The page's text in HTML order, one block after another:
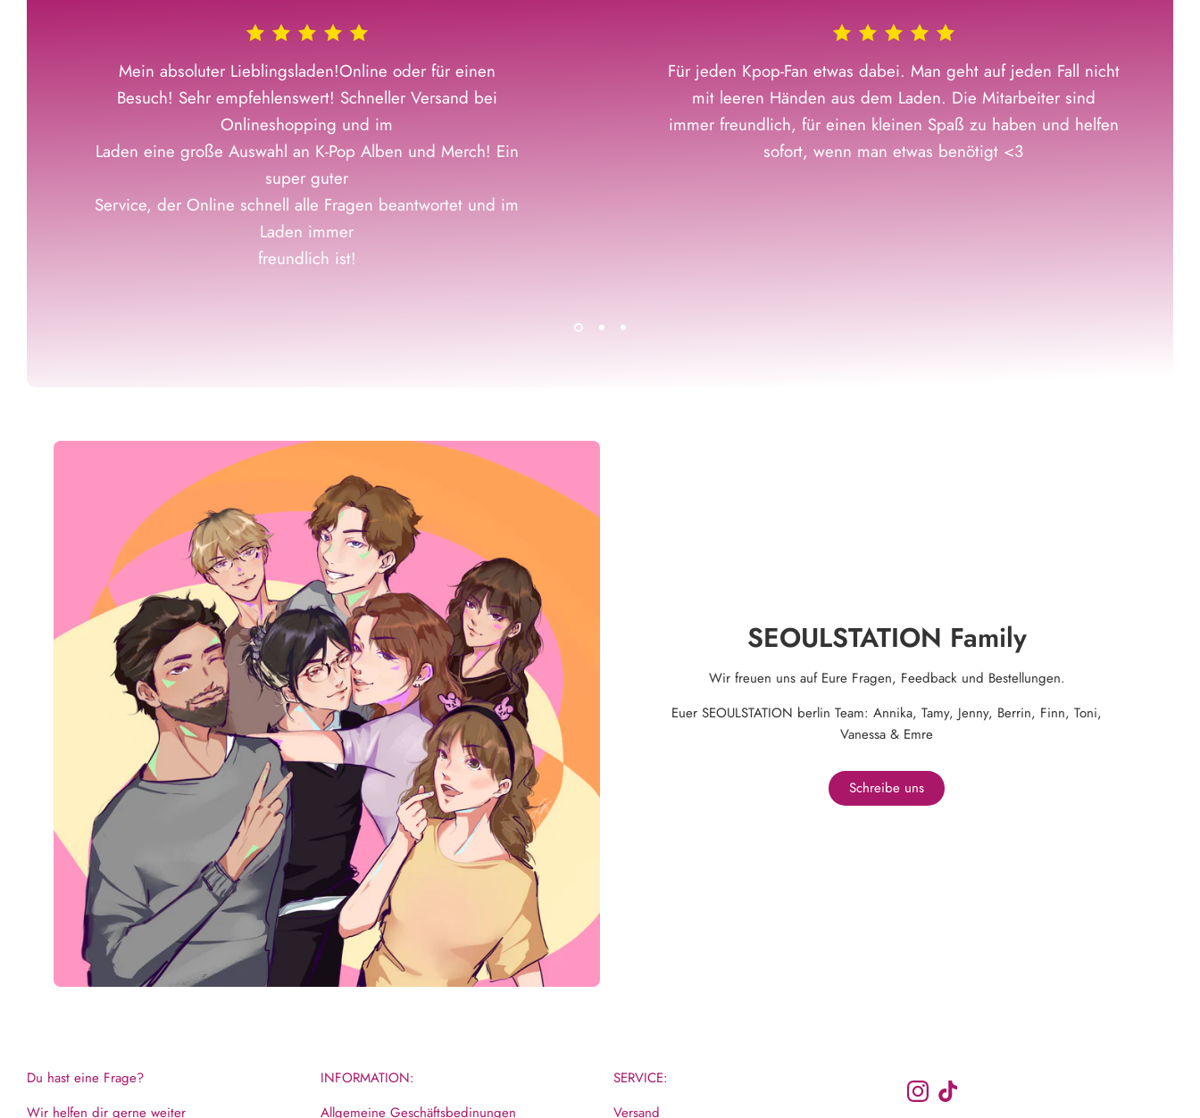
Mein absoluter Lieblingsladen!Online oder für einen
Besuch! Sehr empfehlenswert! Schneller Versand bei
Onlineshopping und im
Laden eine große Auswahl an K-Pop Alben und Merch! Ein
super guter
Service, der Online schnell alle Fragen beantwortet und im
Laden immer
freundlich ist!
Für jeden Kpop-Fan etwas dabei. Man geht auf jeden Fall nicht
mit leeren Händen aus dem Laden. Die Mitarbeiter sind
immer freundlich, für einen kleinen Spaß zu haben und helfen
sofort, wenn man etwas benötigt <3
SEOULSTATION Family
Wir freuen uns auf Eure Fragen, Feedback und Bestellungen.
Euer SEOULSTATION berlin Team: Annika, Tamy, Jenny, Berrin, Finn, Toni,
Vanessa & Emre
Schreibe uns
Du hast eine Frage?
Wir helfen dir gerne weiter
INFORMATION:
Allgemeine Geschäftsbedinungen
SERVICE:
Versand